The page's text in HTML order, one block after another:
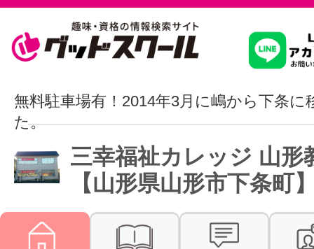
習いたいこ
スクールを
駅・路線か
無料駐車場有！2014年3月に嶋から下条に
た。
三幸福祉カレッジ 山形
【山形県山形市下条町